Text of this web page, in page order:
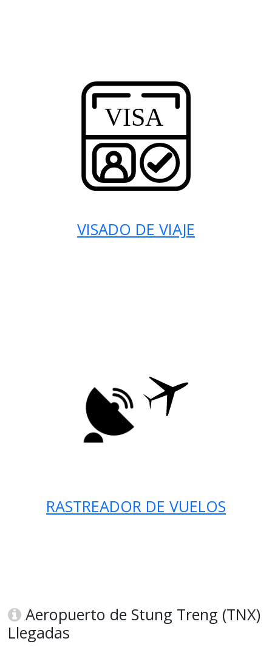
VISADO DE VIAJE
RASTREADOR DE VUELOS
Aeropuerto de Stung Treng (TNX)
Llegadas